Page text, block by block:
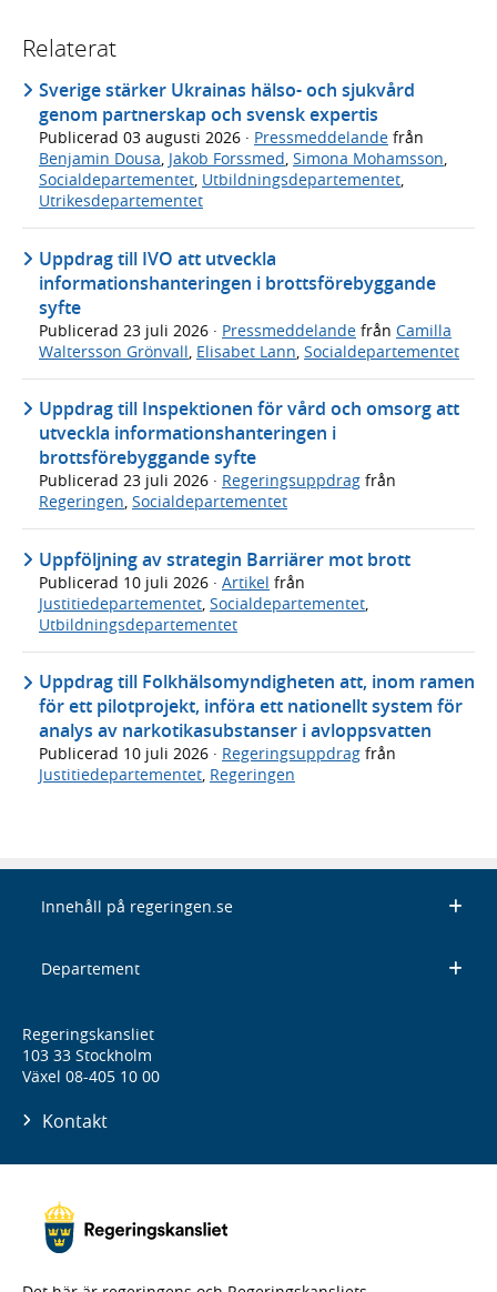
Relaterat
Sverige stärker Ukrainas hälso- och sjukvård
genom partnerskap och svensk expertis
Publicerad 03 augusti 2026 · Pressmeddelande från
Benjamin Dousa, Jakob Forssmed, Simona Mohamsson,
Socialdepartementet, Utbildningsdepartementet,
Utrikesdepartementet
Uppdrag till IVO att utveckla
informationshanteringen i brottsförebyggande
syfte
Publicerad 23 juli 2026 · Pressmeddelande från Camilla
Waltersson Grönvall Elisabet Lann Socialdepartementet
Uppdrag till Inspektionen för vård och omsorg att
utveckla informationshanteringen i
brottsförebyggande syfte
Publicerad 23 juli 2026 · Regeringsuppdrag från
Regeringen, Socialdepartementet
Uppföljning av strategin Barriärer mot brott
Publicerad 10 juli 2026 · Artikel från
Justitiedepartementet, Socialdepartementet,
Utbildningsdepartementet
Uppdrag till Folkhälsomyndigheten att, inom ramen
för ett pilotprojekt, införa ett nationellt system för
analys av narkotikasubstanser i avloppsvatten
Publicerad 10 juli 2026 · Regeringsuppdrag från
Justitiedepartementet, Regeringen
Innehåll på regeringen.se
Departement
Regeringskansliet
103 33 Stockholm
Växel 08-405 10 00
Kontakt